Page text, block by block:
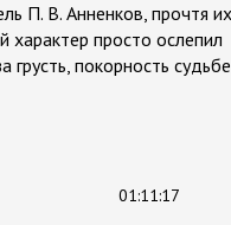
П. В. Анненков, прочтя
характер просто ослепил
покорность
01:11:17